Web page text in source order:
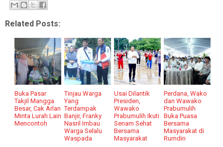
Related Posts:
Buka Pasar
Takjil Mangga
Besar, Cak Arlan
Minta Lurah Lain
Mencontoh
Tinjau Warga
Yang
Terdampak
Banjir, Franky
Nasril Imbau
Warga Selalu
Waspada
Usai Dilantik
Presiden,
Wawako
Prabumulih Ikuti
Senam Sehat
Bersama
Masyarakat
Perdana, Wako
dan Wawako
Prabumulih
Buka Puasa
Bersama
Masyarakat di
Rumdin